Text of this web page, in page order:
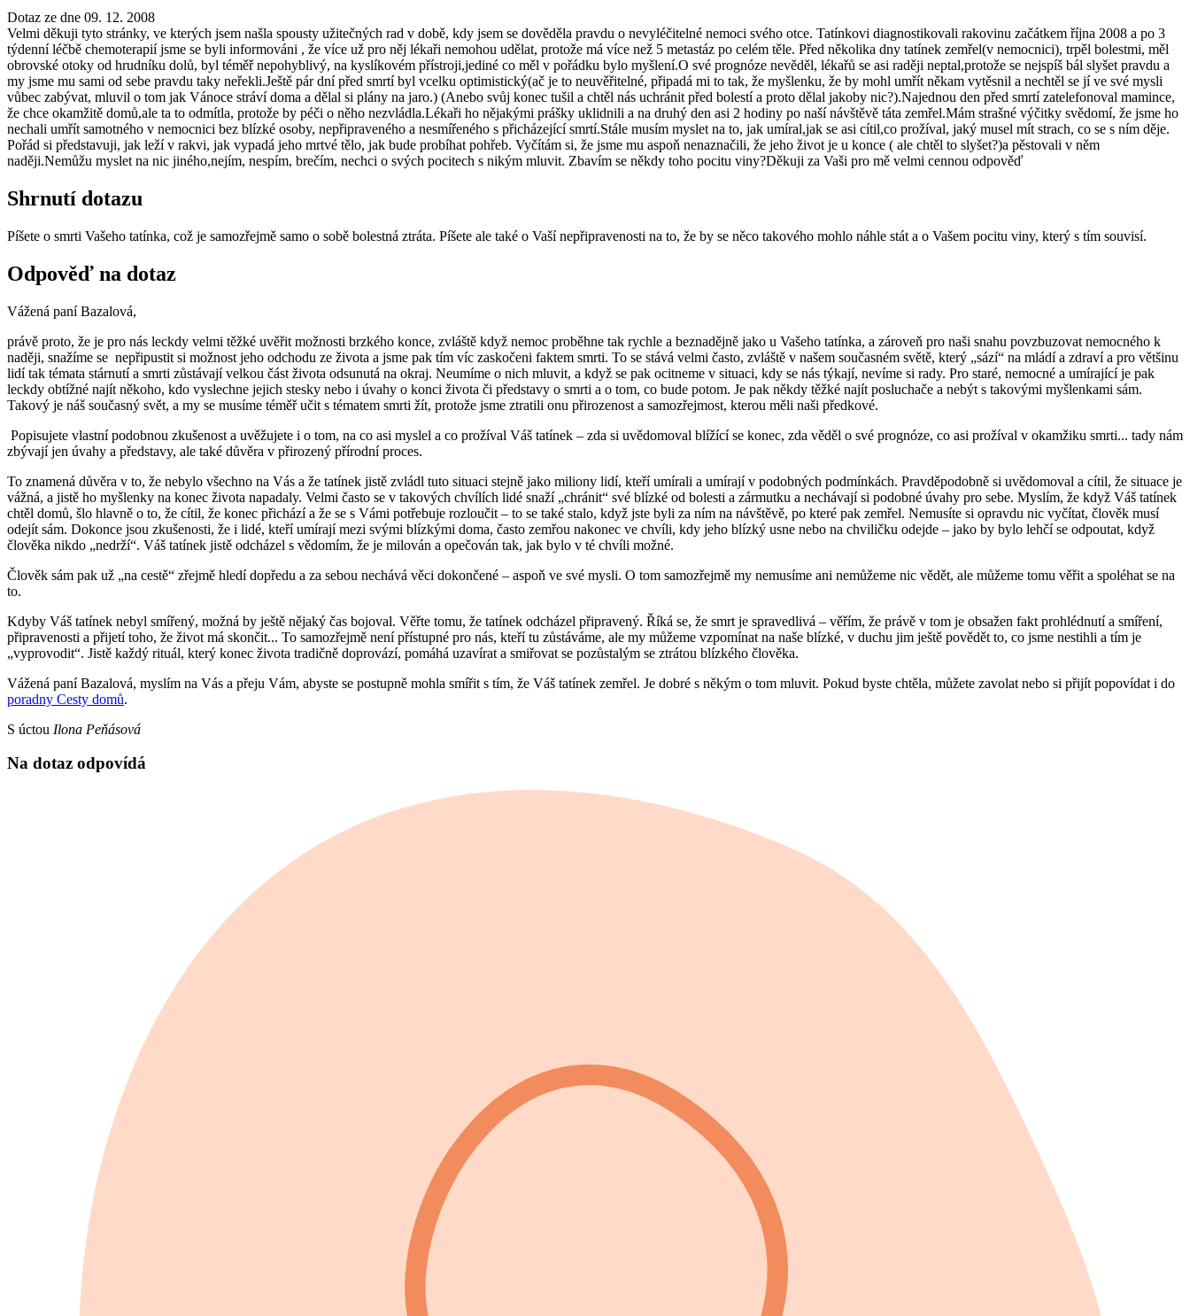
Dotaz ze dne 09. 12. 2008
Velmi děkuji tyto stránky, ve kterých jsem našla spousty užitečných rad v době, kdy jsem se dověděla pravdu o nevyléčitelné nemoci svého otce. Tatínkovi diagnostikovali rakovinu začátkem října 2008 a po 3
týdenní léčbě chemoterapií jsme se byli informováni , že více už pro něj lékaři nemohou udělat, protože má více než 5 metastáz po celém těle. Před několika dny tatínek zemřel(v nemocnici), trpěl bolestmi, měl
obrovské otoky od hrudníku dolů, byl téměř nepohyblivý, na kyslíkovém přístroji,jediné co měl v pořádku bylo myšlení.O své prognóze nevěděl, lékařů se asi raději neptal,protože se nejspíš bál slyšet pravdu a
my jsme mu sami od sebe pravdu taky neřekli.Ještě pár dní před smrtí byl vcelku optimistický(ač je to neuvěřitelné, připadá mi to tak, že myšlenku, že by mohl umřít někam vytěsnil a nechtěl se jí ve své mysli
vůbec zabývat, mluvil o tom jak Vánoce stráví doma a dělal si plány na jaro.) (Anebo svůj konec tušil a chtěl nás uchránit před bolestí a proto dělal jakoby nic?).Najednou den před smrtí zatelefonoval mamince,
že chce okamžitě domů,ale ta to odmítla, protože by péči o něho nezvládla.Lékaři ho nějakými prášky uklidnili a na druhý den asi 2 hodiny po naší návštěvě táta zemřel.Mám strašné výčitky svědomí, že jsme ho
nechali umřít samotného v nemocnici bez blízké osoby, nepřipraveného a nesmířeného s přicházející smrtí.Stále musím myslet na to, jak umíral,jak se asi cítil,co prožíval, jaký musel mít strach, co se s ním děje.
Pořád si představuji, jak leží v rakvi, jak vypadá jeho mrtvé tělo, jak bude probíhat pohřeb. Vyčítám si, že jsme mu aspoň nenaznačili, že jeho život je u konce ( ale chtěl to slyšet?)a pěstovali v něm
naději.Nemůžu myslet na nic jiného,nejím, nespím, brečím, nechci o svých pocitech s nikým mluvit. Zbavím se někdy toho pocitu viny?Děkuji za Vaši pro mě velmi cennou odpověď
Shrnutí dotazu
Píšete o smrti Vašeho tatínka, což je samozřejmě samo o sobě bolestná ztráta. Píšete ale také o Vaší nepřipravenosti na to, že by se něco takového mohlo náhle stát a o Vašem pocitu viny, který s tím souvisí.
Odpověď na dotaz
Vážená paní Bazalová,
právě proto, že je pro nás leckdy velmi těžké uvěřit možnosti brzkého konce, zvláště když nemoc proběhne tak rychle a beznadějně jako u Vašeho tatínka, a zároveň pro naši snahu povzbuzovat nemocného k
naději, snažíme se nepřipustit si možnost jeho odchodu ze života a jsme pak tím víc zaskočeni faktem smrti. To se stává velmi často, zvláště v našem současném světě, který „sází“ na mládí a zdraví a pro většinu
lidí tak témata stárnutí a smrti zůstávají velkou část života odsunutá na okraj. Neumíme o nich mluvit, a když se pak ocitneme v situaci, kdy se nás týkají, nevíme si rady. Pro staré, nemocné a umírající je pak
leckdy obtížné najít někoho, kdo vyslechne jejich stesky nebo i úvahy o konci života či představy o smrti a o tom, co bude potom. Je pak někdy těžké najít posluchače a nebýt s takovými myšlenkami sám.
Takový je náš současný svět, a my se musíme téměř učit s tématem smrti žít, protože jsme ztratili onu přirozenost a samozřejmost, kterou měli naši předkové.
Popisujete vlastní podobnou zkušenost a uvěžujete i o tom, na co asi myslel a co prožíval Váš tatínek – zda si uvědomoval blížící se konec, zda věděl o své prognóze, co asi prožíval v okamžiku smrti... tady nám
zbývají jen úvahy a představy, ale také důvěra v přirozený přírodní proces.
To znamená důvěra v to, že nebylo všechno na Vás a že tatínek jistě zvládl tuto situaci stejně jako miliony lidí, kteří umírali a umírají v podobných podmínkách. Pravděpodobně si uvědomoval a cítil, že situace je
vážná, a jistě ho myšlenky na konec života napadaly. Velmi často se v takových chvílích lidé snaží „chránit“ své blízké od bolesti a zármutku a nechávají si podobné úvahy pro sebe. Myslím, že když Váš tatínek
chtěl domů, šlo hlavně o to, že cítil, že konec přichází a že se s Vámi potřebuje rozloučit – to se také stalo, když jste byli za ním na návštěvě, po které pak zemřel. Nemusíte si opravdu nic vyčítat, člověk musí
odejít sám. Dokonce jsou zkušenosti, že i lidé, kteří umírají mezi svými blízkými doma, často zemřou nakonec ve chvíli, kdy jeho blízký usne nebo na chviličku odejde – jako by bylo lehčí se odpoutat, když
člověka nikdo „nedrží“. Váš tatínek jistě odcházel s vědomím, že je milován a opečován tak, jak bylo v té chvíli možné.
Člověk sám pak už „na cestě“ zřejmě hledí dopředu a za sebou nechává věci dokončené – aspoň ve své mysli. O tom samozřejmě my nemusíme ani nemůžeme nic vědět, ale můžeme tomu věřit a spoléhat se na
to.
Kdyby Váš tatínek nebyl smířený, možná by ještě nějaký čas bojoval. Věřte tomu, že tatínek odcházel připravený. Říká se, že smrt je spravedlivá – věřím, že právě v tom je obsažen fakt prohlédnutí a smíření,
připravenosti a přijetí toho, že život má skončit... To samozřejmě není přístupné pro nás, kteří tu zůstáváme, ale my můžeme vzpomínat na naše blízké, v duchu jim ještě povědět to, co jsme nestihli a tím je
„vyprovodit“. Jistě každý rituál, který konec života tradičně doprovází, pomáhá uzavírat a smiřovat se pozůstalým se ztrátou blízkého člověka.
Vážená paní Bazalová, myslím na Vás a přeju Vám, abyste se postupně mohla smířit s tím, že Váš tatínek zemřel. Je dobré s někým o tom mluvit. Pokud byste chtěla, můžete zavolat nebo si přijít popovídat i do
poradny Cesty domů.
S úctou Ilona Peňásová
Na dotaz odpovídá